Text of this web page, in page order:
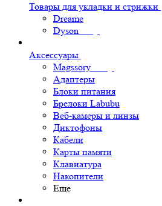
Товары для укладки и стрижки
Dreame
Dyson
Аксессуары
Magssory
Адаптеры
Блоки питания
Брелоки Labubu
Веб-камеры и линзы
Диктофоны
Кабели
Карты памяти
Клавиатура
Накопители
Еще